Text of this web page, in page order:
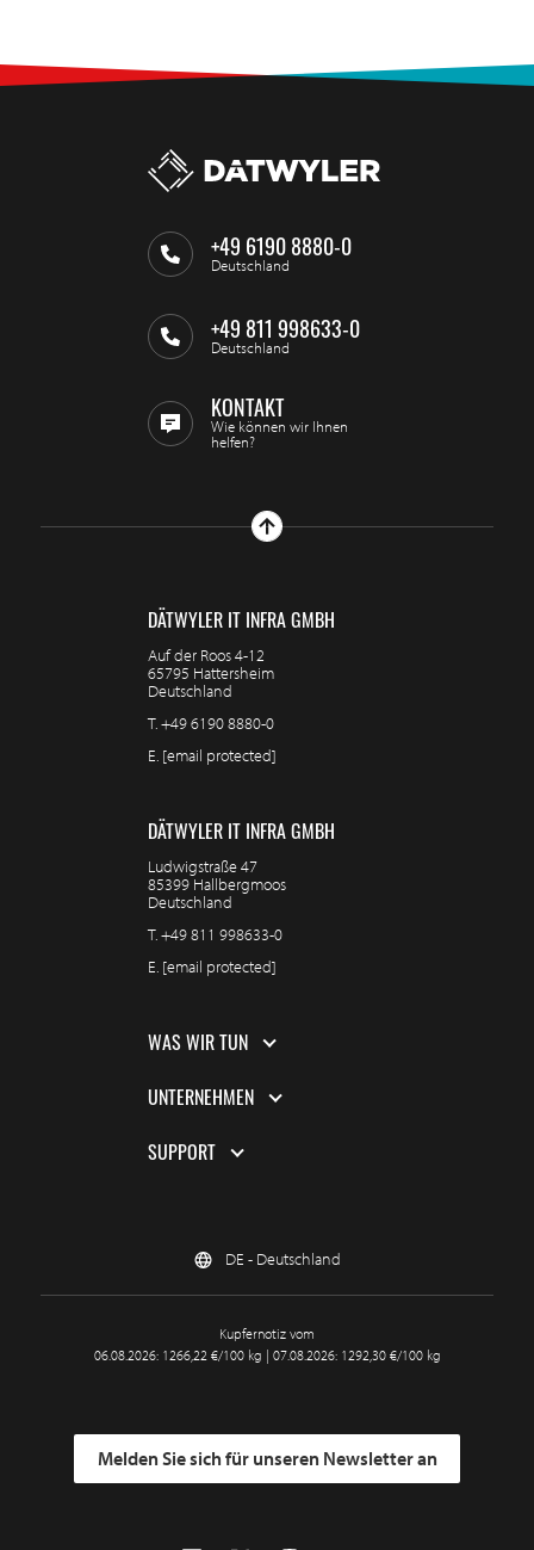
+49 6190 8880-0
Deutschland
+49 811 998633-0
Deutschland
KONTAKT
Wie können wir Ihnen
helfen?
DÄTWYLER IT INFRA GMBH
Auf der Roos 4-12
65795 Hattersheim
Deutschland
T.+49 6190 8880-0
E. [email protected]
DÄTWYLER IT INFRA GMBH
Ludwigstraße 47
85399 Hallbergmoos
Deutschland
T.+49 811 998633-0
E. [email protected]
WAS WIR TUN
UNTERNEHMEN
SUPPORT
DE - Deutschland
Kupfernotiz vom
06.08.2026: 1266,22 €/100 kg | 07.08.2026: 1292,30 €/100 kg
Melden Sie sich für unseren Newsletter an